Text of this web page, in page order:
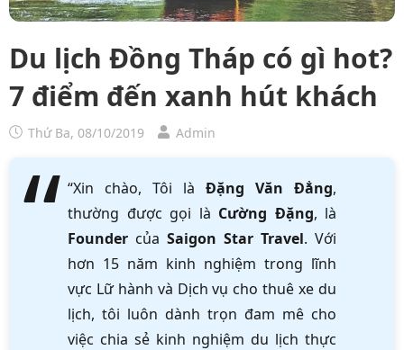
Du lịch Đồng Tháp có gì hot?
7 điểm đến xanh hút khách
Thứ Ba, 08/10/2019 Admin
“Xin chào, Tôi là Đặng Văn Đẳng,
thường được gọi là Cường Đặng, là
Founder của Saigon Star Travel. Với
hơn 15 năm kinh nghiệm trong lĩnh
vực Lữ hành và Dịch vụ cho thuê xe du
lịch, tôi luôn dành trọn đam mê cho
việc chia sẻ kinh nghiệm du lịch thực